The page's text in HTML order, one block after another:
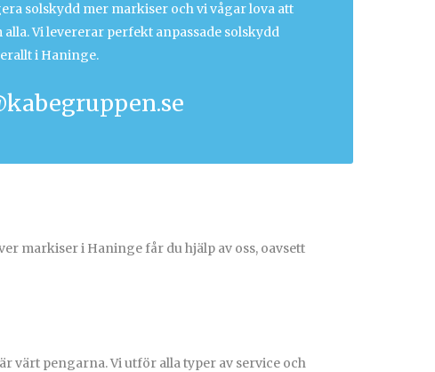
solskydd mer markiser och vi vågar lova att
Vi levererar perfekt anpassade solskydd
i Haninge.
markiser i Haninge får du hjälp av oss, oavsett
värt pengarna. Vi utför alla typer av service och